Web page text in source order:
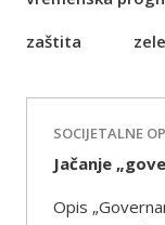
zaštita
SOCIJETALNE
Jačanje
Opis